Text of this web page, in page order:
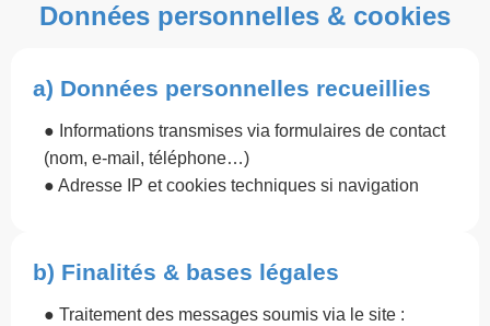
Données personnelles & cookies
a) Données personnelles recueillies
● Informations transmises via formulaires de contact
(nom, e-mail, téléphone…) ​
● Adresse IP et cookies techniques si navigation
b) Finalités & bases légales
● Traitement des messages soumis via le site :